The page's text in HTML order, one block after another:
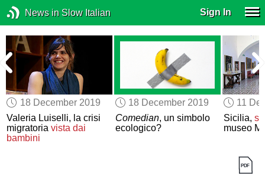
News in Slow Italian Sign In
18 December 2019
Valeria Luiselli, la crisi
migratoriavista dai
bambini
18 December 2019
Comedian, un simbolo
ecologico?
11
Sicilia,
museo